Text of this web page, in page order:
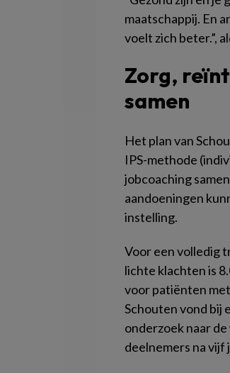
maatschappij. En
voelt zich beter.”,
Zorg,
samen
Het plan van
IPS-methode
jobcoaching
aandoeningen
instelling.
Voor een volledig
lichte klachten is
voor patiënten
Schouten vond bij
onderzoek naar
deelnemers na